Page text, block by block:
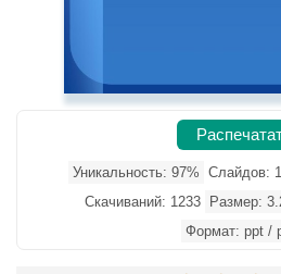
Уникальность: 97% Слайдов:
Скачиваний: 1233
Размер:
Формат: ppt /